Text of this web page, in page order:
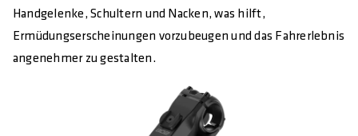
Handgelenke, Schultern und Nacken, was hilft,
Ermüdungserscheinungen vorzubeugen und das Fahrerlebnis
angenehmer zu gestalten.